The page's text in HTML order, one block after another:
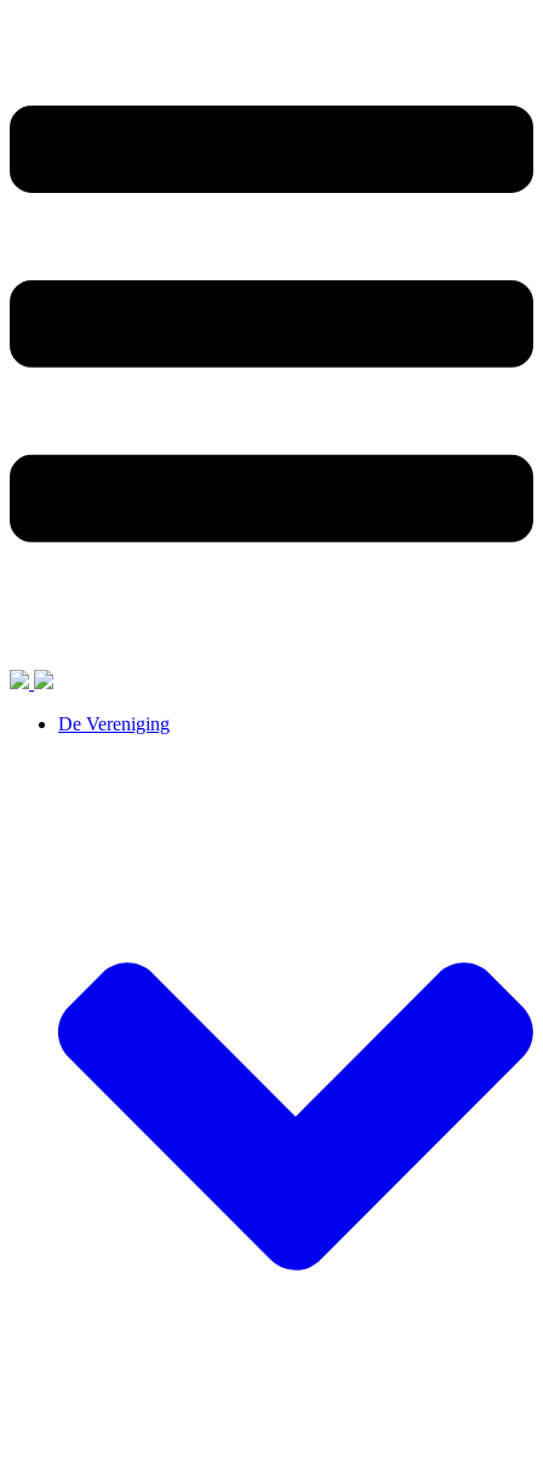
De Vereniging